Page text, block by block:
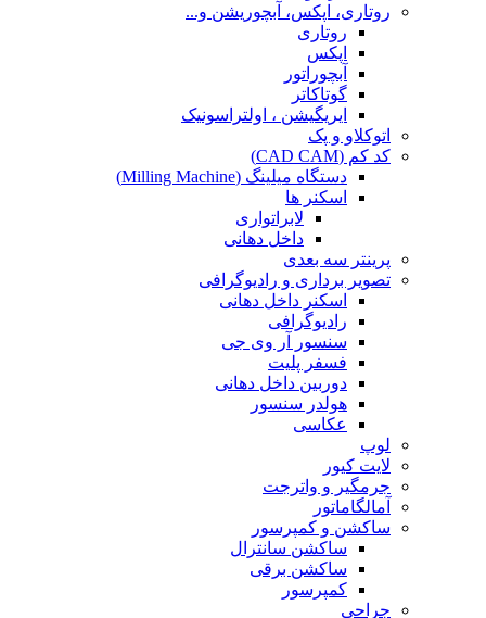
روتاری، اپکس، آبچوریشن و...
روتاری
اپکس
آبچوراتور
گوتاکاتر
ایریگیشن ، اولتراسونیک
اتوکلاو و پک
کد کم (CAD CAM)
دستگاه میلینگ (Milling Machine)
اسکنر ها
لابراتواری
داخل دهانی
پرینتر سه بعدی
تصویر برداری و رادیوگرافی
اسکنر داخل دهانی
رادیوگرافی
سنسور آر وی جی
فسفر پلیت
دوربین داخل دهانی
هولدر سنسور
عکاسی
لوپ
لایت کیور
جرمگیر و واترجت
آمالگاماتور
ساکشن و کمپرسور
ساکشن سانترال
ساکشن برقی
کمپرسور
جراحی